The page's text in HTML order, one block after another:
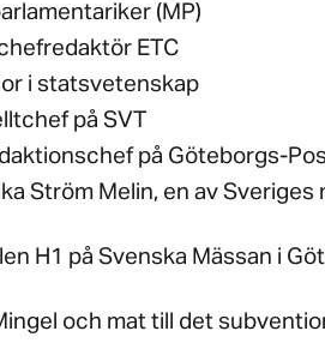
(MP)
ETC
i statsvetenskap
på SVT
på Göteborgs-
Ström Melin, en av
H1 på Svenska Mässan i
och mat till det